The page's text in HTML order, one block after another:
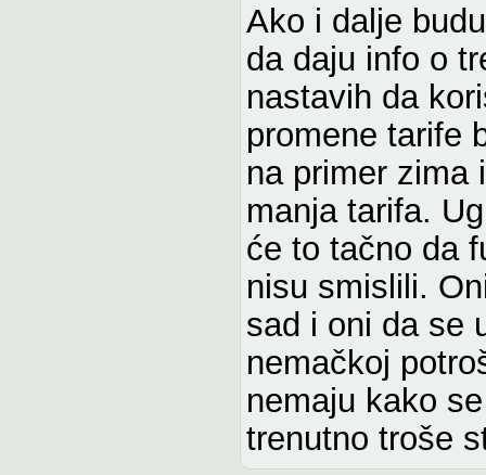
Ako i dalje
da daju info o
nastavih da
promene tarife
na primer zima
manja tarifa.
će to tačno da
nisu smislili.
sad i oni da se
nemačkoj
nemaju kako
trenutno troše